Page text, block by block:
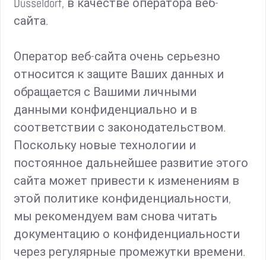
сайта.
Оператор веб-сайта очень серьезно
относится к защите Ваших данных и
обращается с Вашими личными
данными конфиденциально и в
соответствии с законодательством.
Поскольку новые технологии и
постоянное дальнейшее развитие этого
сайта может привести к изменениям в
этой политике конфиденциальности,
мы рекомендуем вам снова читать
документацию о конфиденциальности
через регулярные промежутки времени.